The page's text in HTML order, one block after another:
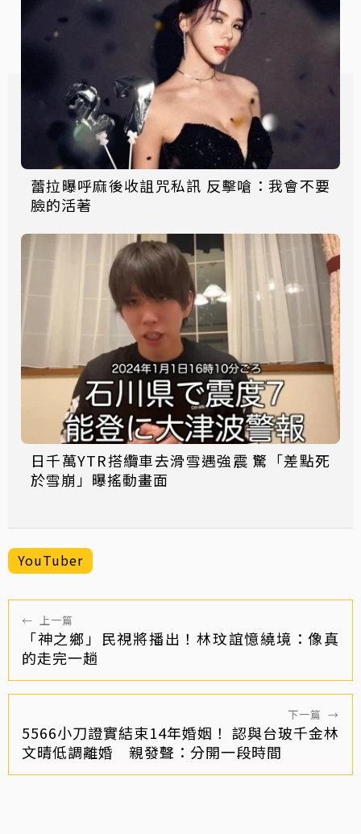
蕾拉曝呼麻後收詛咒私訊 反擊嗆：我會不要
臉的活著
日千萬YTR搭纜車去滑雪遇強震 驚「差點死
於雪崩」曝搖動畫面
YouTuber
← 上一篇
「神之鄉」民視將播出！林玟誼憶繞境：像真
的走完一趟
下一篇 →
5566小刀證實結束14年婚姻！ 認與台玻千金林
文晴低調離婚 親發聲：分開一段時間